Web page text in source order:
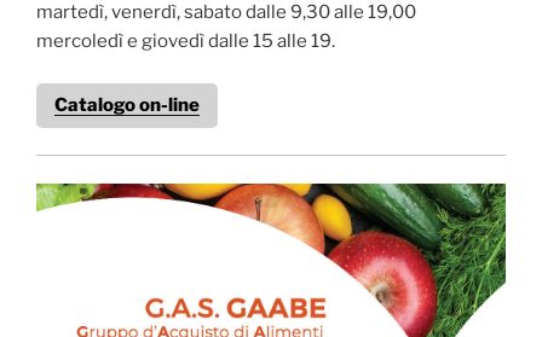
martedì, venerdì, sabato dalle 9,30 alle 19,00
mercoledì e giovedì dalle 15 alle 19.
Catalogo on-line